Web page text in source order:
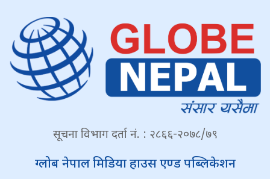
सूचना विभाग दर्ता नं. : २८६६-२०७८/७९
ग्लोब नेपाल मिडिया हाउस एण्ड पब्लिकेशन